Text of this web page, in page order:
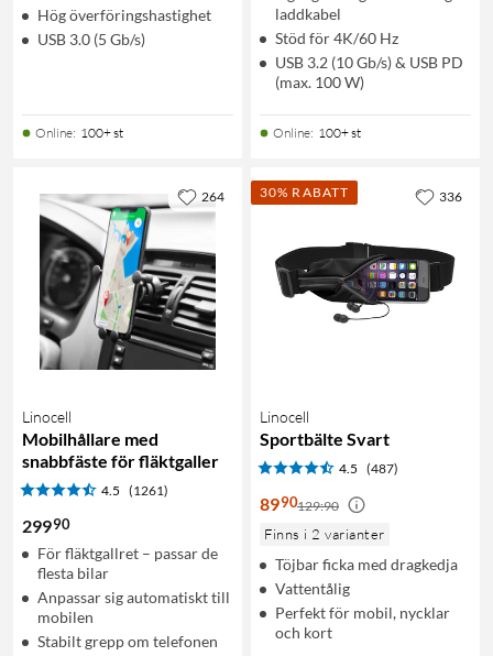
Hög överföringshastighet
USB 3.0 (5 Gb/s)
Online: 100+ st
laddkabel
Stöd för 4K/60 Hz
USB 3.2 (10 Gb/s) & USB PD
(max. 100 W)
Online: 100+ st
Linocell
Mobilhållare med
snabbfäste för fläktgaller
4.5 (1261)
29990
För fläktgallret – passar de
flesta bilar
Anpassar sig automatiskt till
mobilen
Stabilt grepp om telefonen
264 30% RABATT
Linocell
Sportbälte Svart
4.5 (487)
8990129:90
Finns i 2 varianter
Töjbar ficka med dragkedja
Vattentålig
Perfekt för mobil, nycklar
och kort
336